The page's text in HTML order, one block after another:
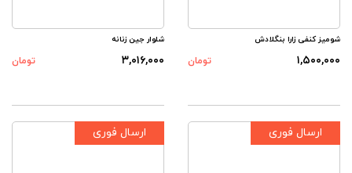
شومیز کنفی زارا بنگلادش
۱,۵۰۰,۰۰۰ تومان
شلوار جین زنانه
۳,۰۱۶,۰۰۰ تومان
ارسال فوری ارسال فوری